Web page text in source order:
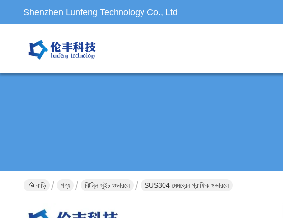
Shenzhen Lunfeng Technology Co., Ltd
বাড়ি পণ্য ঝিল্লি সুইচ ওভারলে SUS304 মেমব্রেন গ্রাফিক ওভারলে